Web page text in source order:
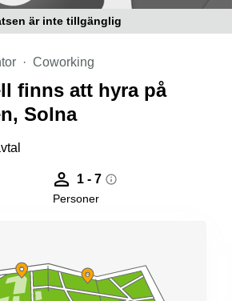
är inte tillgänglig
Coworking
finns att hyra på
Solna
1 - 7
Personer